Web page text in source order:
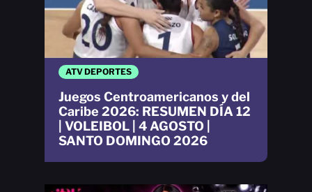
ATV DEPORTES
Juegos Centroamericanos y del
Caribe 2026: RESUMEN DÍA 12
| VOLEIBOL | 4 AGOSTO |
SANTO DOMINGO 2026